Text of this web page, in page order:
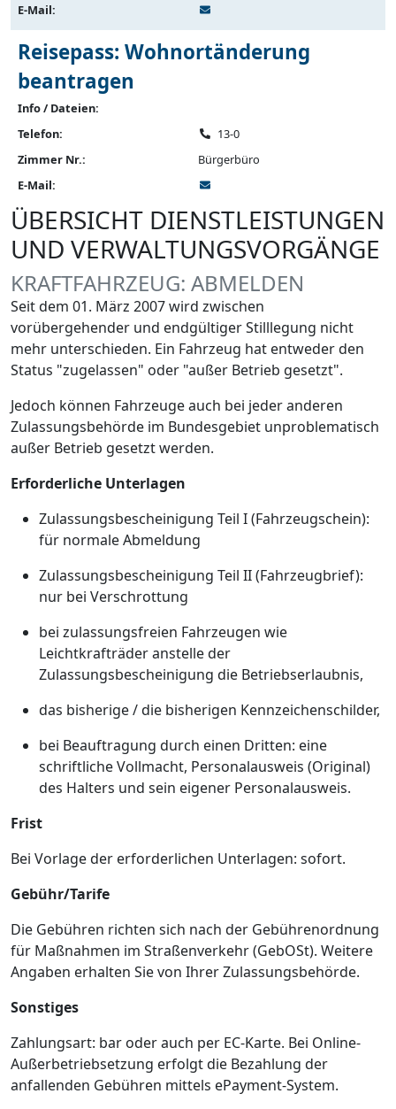
E-Mail:
Reisepass: Wohnortänderung
beantragen
Info / Dateien:
Telefon:
13-0
Zimmer Nr.:
Bürgerbüro
E-Mail:
ÜBERSICHT DIENSTLEISTUNGEN
UND VERWALTUNGSVORGÄNGE
KRAFTFAHRZEUG: ABMELDEN
Seit dem 01. März 2007 wird zwischen
vorübergehender und endgültiger Stilllegung nicht
mehr unterschieden. Ein Fahrzeug hat entweder den
Status "zugelassen" oder "außer Betrieb gesetzt".
Jedoch können Fahrzeuge auch bei jeder anderen
Zulassungsbehörde im Bundesgebiet unproblematisch
außer Betrieb gesetzt werden.
Erforderliche Unterlagen
Zulassungsbescheinigung Teil I (Fahrzeugschein):
für normale Abmeldung
Zulassungsbescheinigung Teil II (Fahrzeugbrief):
nur bei Verschrottung
bei zulassungsfreien Fahrzeugen wie
Leichtkrafträder anstelle der
Zulassungsbescheinigung die Betriebserlaubnis,
das bisherige / die bisherigen Kennzeichenschilder,
bei Beauftragung durch einen Dritten: eine
schriftliche Vollmacht, Personalausweis (Original)
des Halters und sein eigener Personalausweis.
Frist
Bei Vorlage der erforderlichen Unterlagen: sofort.
Gebühr/Tarife
Die Gebühren richten sich nach der Gebührenordnung
für Maßnahmen im Straßenverkehr (GebOSt). Weitere
Angaben erhalten Sie von Ihrer Zulassungsbehörde.
Sonstiges
Zahlungsart: bar oder auch per EC-Karte. Bei Online-
Außerbetriebsetzung erfolgt die Bezahlung der
anfallenden Gebühren mittels ePayment-System.